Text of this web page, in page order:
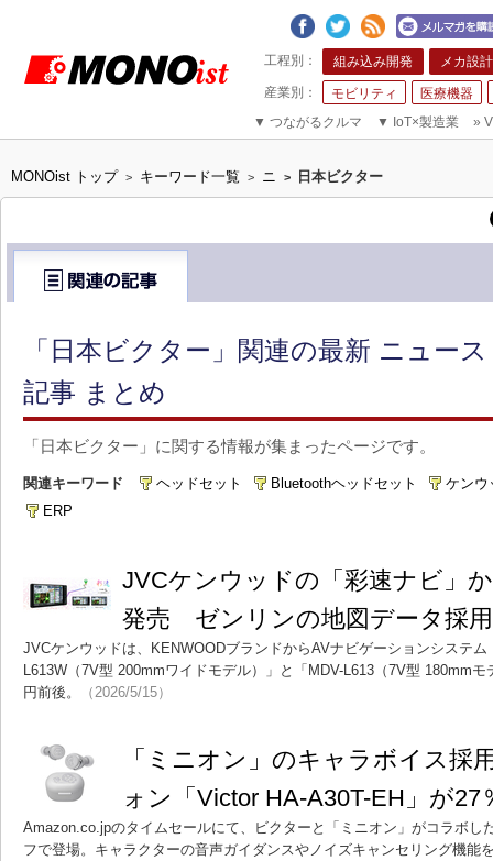
組み込み開発 メカ設計
モビリティ
医療機器
▼ つながるクルマ ▼ IoT×製造業 »
MONOist トップ > キーワード一覧 > ニ > 日本ビクター
「日本ビクター」関連の最新 ニュー
記事 まとめ
「日本ビクター」に関する情報が集まったページです。
関連キーワード ヘッドセット Bluetoothヘッドセット
ケンウ
ERP
JVCケンウッドの「彩速ナビ」
発売 ゼンリンの地図データ採
JVCケンウッドは、KENWOODブランドからAVナビゲーションシステム
L613W（7V型 200mmワイドモデル）」と「MDV-L613（7V型 180mm
円前後。
（2026/5/15）
「ミニオン」のキャラボイス採
ォン「Victor HA-A30T-EH」が
Amazon.co.jpのタイムセールにて、ビクターと「ミニオン」がコラボし
フで登場。キャラクターの音声ガイダンスやノイズキャンセリング機能